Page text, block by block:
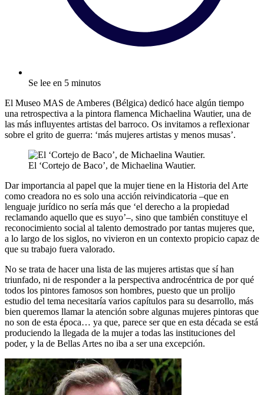
Se lee en 5 minutos
El Museo MAS de Amberes (Bélgica) dedicó hace algún tiempo
una retrospectiva a la pintora flamenca Michaelina Wautier, una de
las más influyentes artistas del barroco. Os invitamos a reflexionar
sobre el grito de guerra: ‘más mujeres artistas y menos musas’.
El ‘Cortejo de Baco’, de Michaelina Wautier.
Dar importancia al papel que la mujer tiene en la Historia del Arte
como creadora no es solo una acción reivindicatoria –que en
lenguaje jurídico no sería más que ‘el derecho a la propiedad
reclamando aquello que es suyo’–, sino que también constituye el
reconocimiento social al talento demostrado por tantas mujeres que,
a lo largo de los siglos, no vivieron en un contexto propicio capaz de
que su trabajo fuera valorado.
No se trata de hacer una lista de las mujeres artistas que sí han
triunfado, ni de responder a la perspectiva androcéntrica de por qué
todos los pintores famosos son hombres, puesto que un prolijo
estudio del tema necesitaría varios capítulos para su desarrollo, más
bien queremos llamar la atención sobre algunas mujeres pintoras que
no son de esta época… ya que, parece ser que en esta década se está
produciendo la llegada de la mujer a todas las instituciones del
poder, y la de Bellas Artes no iba a ser una excepción.